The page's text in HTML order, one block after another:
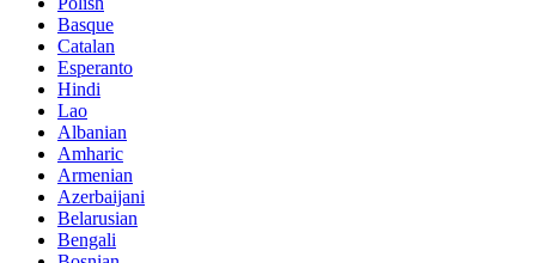
Basque
Catalan
Esperanto
Hindi
Lao
Albanian
Amharic
Armenian
Azerbaijani
Belarusian
Bengali